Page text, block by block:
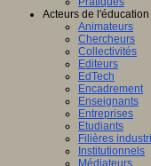
Acteurs de l'éducation
Animateurs
Chercheurs
Collectivités
Editeurs
EdTech
Encadrement
Enseignants
Entreprises
Etudiants
Filières
Institutionnels
Médiateurs